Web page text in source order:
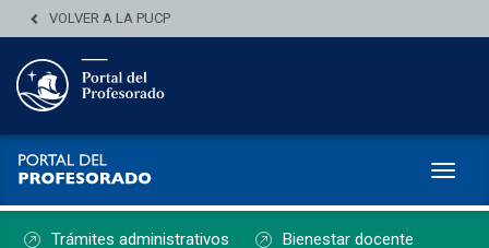
VOLVER A LA PUCP
Trámites administrativos Bienestar docente